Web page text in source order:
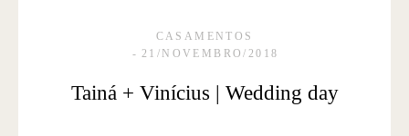
CASAMENTOS
21/NOVEMBRO/2018
Tainá + Vinícius | Wedding day